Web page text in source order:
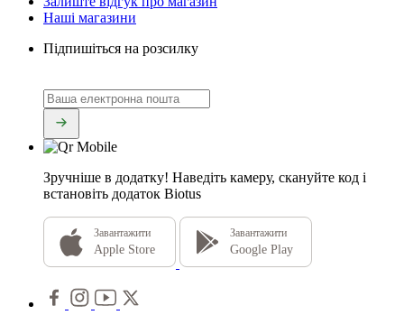
Наші магазини
Підпишіться на розсилку
Зручніше в додатку! Наведіть камеру, скануйте код і
встановіть додаток Biotus
Завантажити
Apple Store
Завантажити
Google Play